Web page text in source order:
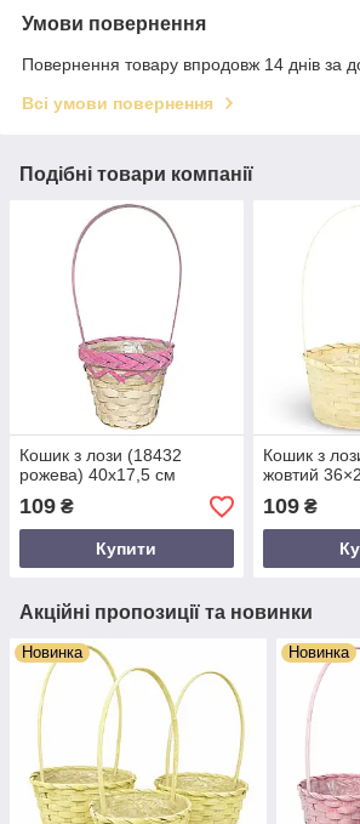
Умови повернення
Повернення товару впродовж 14 днів за
Всі умови повернення
Подібні товари компанії
Кошик з лози (18432
рожева) 40х17,5 см
109 ₴
Купити
Кошик з
жовтий
109₴
Акційні пропозиції та новинки
Новинка Новинка